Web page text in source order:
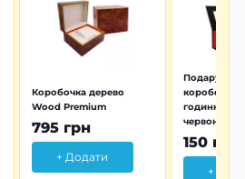
Коробочка дерево
Wood Premium
795 грн
+ Додати
коробочка
годинника
червона
150 грн
+